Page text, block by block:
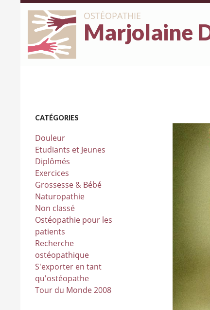
OSTÉOPATHIE
Marjolaine
CATÉGORIES
Douleur
Etudiants et Jeunes
Diplômés
Exercices
Grossesse & Bébé
Naturopathie
Non classé
Ostéopathie pour les
patients
Recherche
ostéopathique
S'exporter en tant
qu'ostéopathe
Tour du Monde 2008